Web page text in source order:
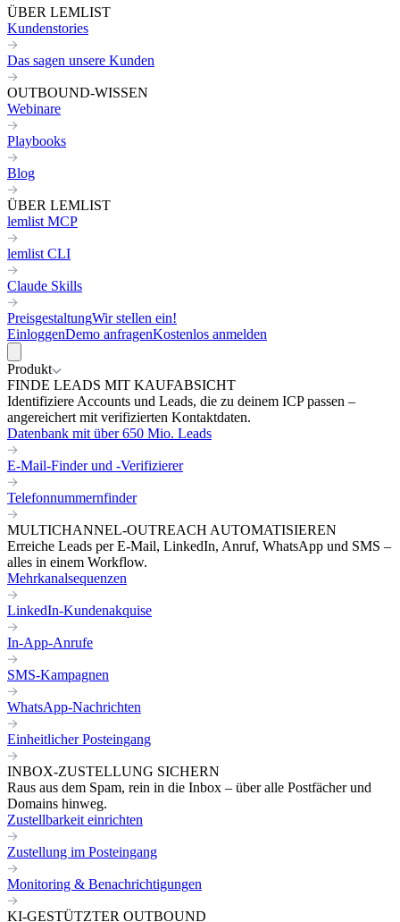
ÜBER LEMLIST
Kundenstories
Das sagen unsere Kunden
OUTBOUND-WISSEN
Webinare
Playbooks
Blog
ÜBER LEMLIST
lemlist MCP
lemlist CLI
Claude Skills
PreisgestaltungWir stellen ein!
EinloggenDemo anfragenKostenlos anmelden
Produkt
FINDE LEADS MIT KAUFABSICHT
Identifiziere Accounts und Leads, die zu deinem ICP passen –
angereichert mit verifizierten Kontaktdaten.
Datenbank mit über 650 Mio. Leads
E-Mail-Finder und -Verifizierer
Telefonnummernfinder
MULTICHANNEL-OUTREACH AUTOMATISIEREN
Erreiche Leads per E-Mail, LinkedIn, Anruf, WhatsApp und SMS –
alles in einem Workflow.
Mehrkanalsequenzen
LinkedIn-Kundenakquise
In-App-Anrufe
SMS-Kampagnen
WhatsApp-Nachrichten
Einheitlicher Posteingang
INBOX-ZUSTELLUNG SICHERN
Raus aus dem Spam, rein in die Inbox – über alle Postfächer und
Domains hinweg.
Zustellbarkeit einrichten
Zustellung im Posteingang
Monitoring & Benachrichtigungen
KI-GESTÜTZTER OUTBOUND